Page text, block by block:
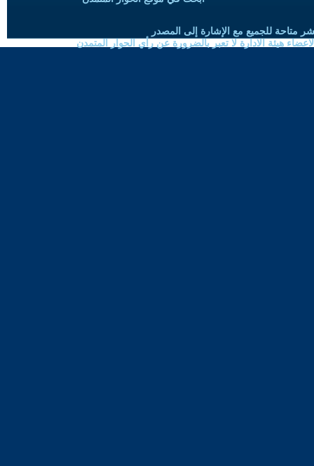
متاحة للجميع مع الإشارة إلى المصدر
هيئة الادارة لا تعبر بالضرورة عن رأي الحوار المتمدن